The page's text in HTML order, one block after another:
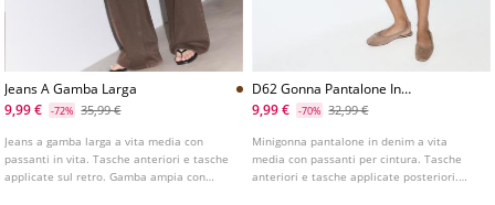
Jeans A Gamba Larga
9,99 €
-72% 35,99 €
Jeans a gamba larga a vita media con
passanti in vita. Tasche anteriori e tasche
applicate sul retro. Gamba ampia con
D62 Gonna Pantalone In
Denim Con Borchie
9,99 € -70% 32,99 €
Minigonna pantalone in denim a vita
media con passanti per cintura. Tasche
anteriori e tasche applicate posteriori.